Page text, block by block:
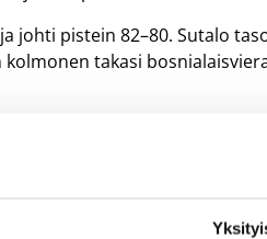
johti pistein 82–80. Sutalo
takasi
minuutit Olimpijan
levypalloa ja riisti pallon
syöttöä. Myös Emir